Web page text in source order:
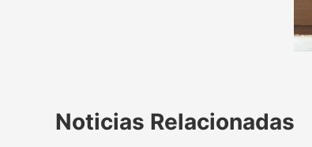
Noticias Relacionadas